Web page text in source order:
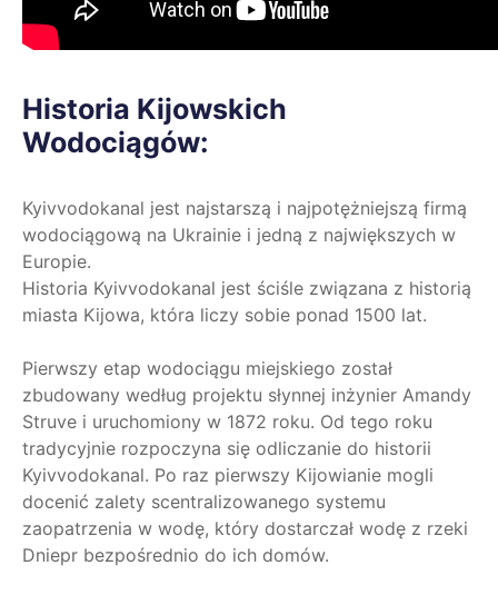
Historia Kijowskich
Wodociągów:
Kyivvodokanal jest najstarszą i najpotężniejszą firmą
wodociągową na Ukrainie i jedną z największych w
Europie.
Historia Kyivvodokanal jest ściśle związana z historią
miasta Kijowa, która liczy sobie ponad 1500 lat.
Pierwszy etap wodociągu miejskiego został
zbudowany według projektu słynnej inżynier Amandy
Struve i uruchomiony w 1872 roku. Od tego roku
tradycyjnie rozpoczyna się odliczanie do historii
Kyivvodokanal. Po raz pierwszy Kijowianie mogli
docenić zalety scentralizowanego systemu
zaopatrzenia w wodę, który dostarczał wodę z rzeki
Dniepr bezpośrednio do ich domów.